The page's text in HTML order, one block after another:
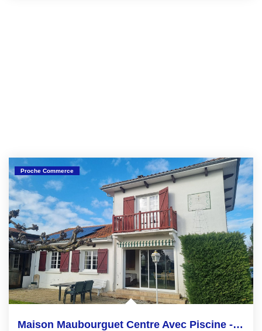
Proche Commerce
Maison Maubourguet Centre Avec Piscine - 2 Chambres 1...